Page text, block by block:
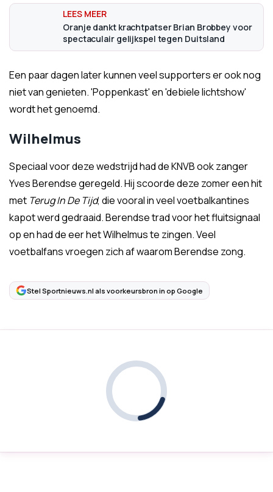
Oranje dankt krachtpatser Brian Brobbey voor
spectaculair gelijkspel tegen Duitsland
Een paar dagen later kunnen veel supporters er ook nog
niet van genieten. 'Poppenkast' en 'debiele lichtshow'
wordt het genoemd.
Wilhelmus
Speciaal voor deze wedstrijd had de KNVB ook zanger
Yves Berendse geregeld. Hij scoorde deze zomer een hit
met Terug In De Tijd, die vooral in veel voetbalkantines
kapot werd gedraaid. Berendse trad voor het fluitsignaal
op en had de eer het Wilhelmus te zingen. Veel
voetbalfans vroegen zich af waarom Berendse zong.
Stel Sportnieuws.nl als voorkeursbron in op Google